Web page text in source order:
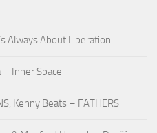
Always About Liberation
Inner Space
Kenny Beats – FATHERS